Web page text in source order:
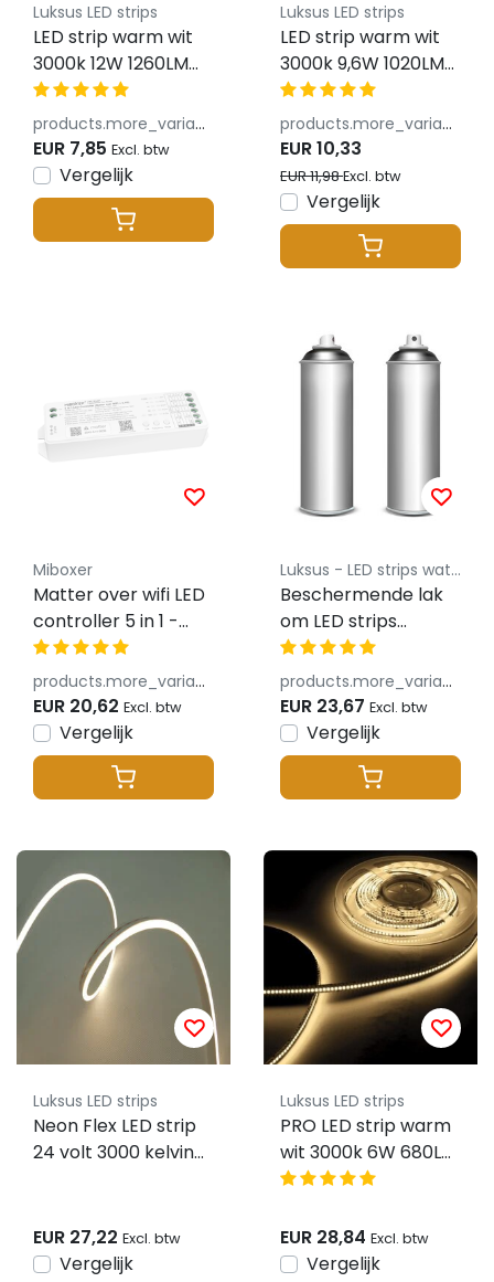
Luksus LED strips
LED strip warm wit
3000k 12W 1260LM
60LED p/m 24VDC
products.more_variants_available
EUR 7,85 Excl. btw
Vergelijk
Luksus LED strips
LED strip warm wit
3000k 9,6W 1020LM
120LED p/m 24vdc
products.more_variants_available
EUR 10,33
EUR 11,98Excl. btw
Vergelijk
Miboxer
Matter over wifi LED
controller 5 in 1 -
voor Single
Color/Dual
White/RGB/RGBW/RGBWW/RGBCCT
LED strips 12-24-48v
- ML5
products.more_variants_available
EUR 20,62 Excl. btw
Vergelijk
Luksus - LED strips waterdicht spray
Beschermende lak
om LED strips
waterafstotend te
maken
products.more_variants_available
EUR 23,67 Excl. btw
Vergelijk
Luksus LED strips
Neon Flex LED strip
24 volt 3000 kelvin
– 3 meter
EUR 27,22 Excl. btw
Vergelijk
Luksus LED strips
PRO LED strip warm
wit 3000k 6W 680LM
64LED p/m 24VDC
EUR 28,84 Excl. btw
Vergelijk